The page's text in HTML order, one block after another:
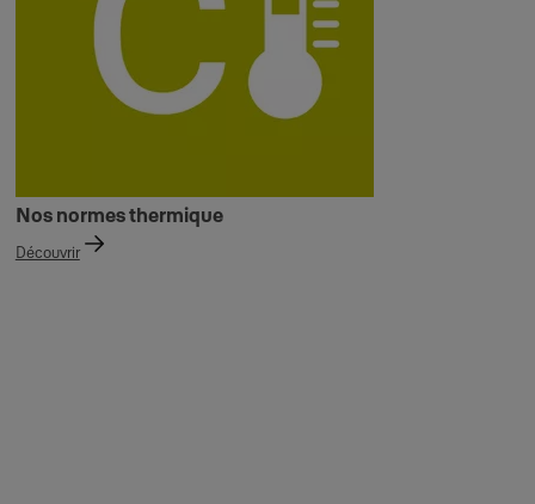
Nos normes thermique
Découvrir